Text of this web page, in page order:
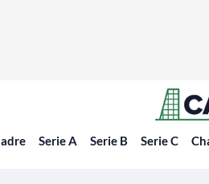
Serie A Serie B Serie C